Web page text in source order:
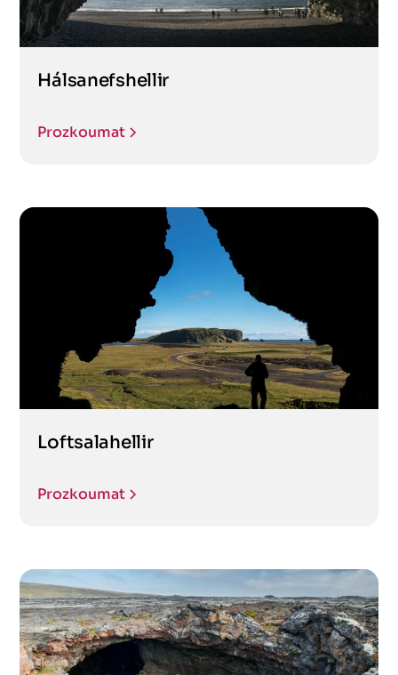
Hálsanefshellir
Prozkoumat
Loftsalahellir
Prozkoumat